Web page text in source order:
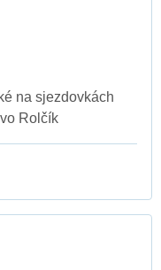
na sjezdovkách
Rolčík